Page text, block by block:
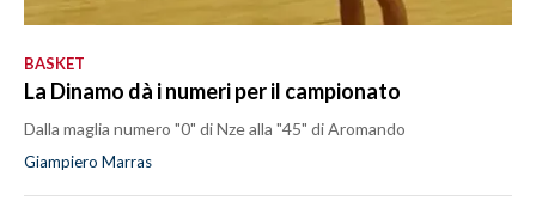
BASKET
La Dinamo dà i numeri per il campionato
Dalla maglia numero "0" di Nze alla "45" di Aromando
Giampiero Marras